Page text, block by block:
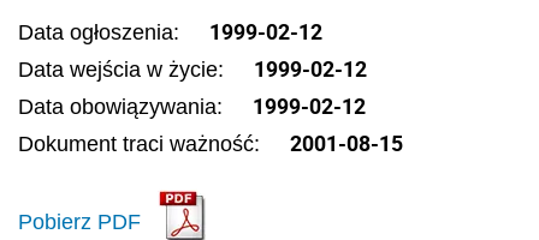
Data ogłoszenia: 1999-02-12
Data wejścia w życie: 1999-02-12
Data obowiązywania: 1999-02-12
Dokument traci ważność: 2001-08-15
Pobierz PDF